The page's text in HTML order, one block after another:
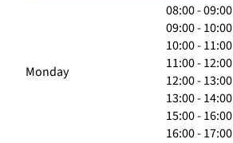
Monday
08:00 - 09:00
09:00 - 10:00
10:00 - 11:00
11:00 - 12:00
12:00 - 13:00
13:00 - 14:00
15:00 - 16:00
16:00 - 17:00